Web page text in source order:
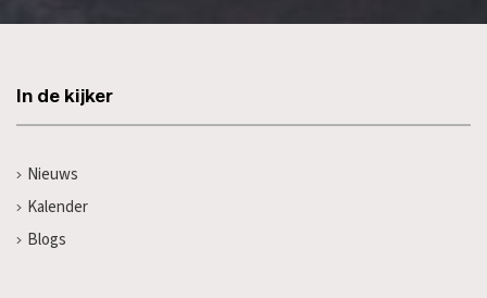
In de kijker
Nieuws
Kalender
Blogs